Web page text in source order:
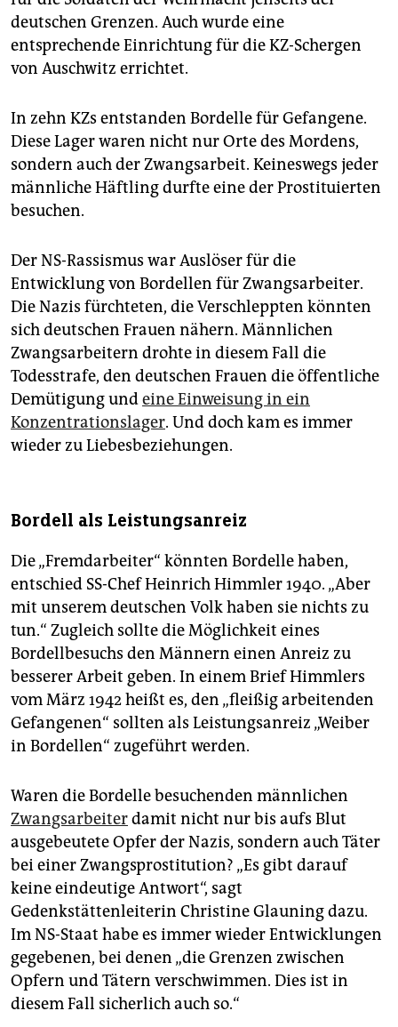
deutschen Grenzen. Auch wurde eine
entsprechende Einrichtung für die KZ-Schergen
von Auschwitz errichtet.
In zehn KZs entstanden Bordelle für Gefangene.
Diese Lager waren nicht nur Orte des Mordens,
sondern auch der Zwangsarbeit. Keineswegs jeder
männliche Häftling durfte eine der Prostituierten
besuchen.
Der NS-Rassismus war Auslöser für die
Entwicklung von Bordellen für Zwangsarbeiter.
Die Nazis fürchteten, die Verschleppten könnten
sich deutschen Frauen nähern. Männlichen
Zwangsarbeitern drohte in diesem Fall die
Todesstrafe, den deutschen Frauen die öffentliche
Demütigung undeine Einweisung in ein
Konzentrationslager. Und doch kam es immer
wieder zu Liebesbeziehungen.
Bordell als Leistungsanreiz
Die „Fremd­arbeiter“ könnten Bordelle haben,
entschied SS-Chef Heinrich Himmler 1940. „Aber
mit unserem deutschen Volk haben sie nichts zu
tun.“ Zugleich sollte die Möglichkeit eines
Bordellbesuchs den Männern einen Anreiz zu
besserer Arbeit geben. In einem Brief Himmlers
vom März 1942 heißt es, den „fleißig arbeitenden
Gefangenen“ sollten als Leistungsanreiz „Weiber
in Bordellen“ zugeführt werden.
Waren die Bordelle besuchenden männlichen
Zwangsarbeiterdamit nicht nur bis aufs Blut
ausgebeutete Opfer der Nazis, sondern auch Täter
bei einer Zwangsprostitution? „Es gibt darauf
keine eindeutige Antwort“, sagt
Gedenkstättenleiterin Christine Glauning dazu.
Im NS-Staat habe es immer wieder Entwicklungen
gegebenen, bei denen „die Grenzen zwischen
Opfern und Tätern verschwimmen. Dies ist in
diesem Fall sicherlich auch so.“